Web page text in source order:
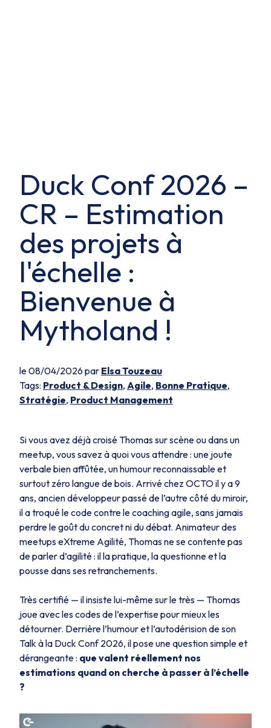
Duck Conf 2026 –
CR – Estimation
des projets à
l'échelle :
Bienvenue à
Mytholand !
le 08/04/2026 par Elsa Touzeau
Tags: Product & Design, Agile, Bonne Pratique,
Stratégie, Product Management
Si vous avez déjà croisé Thomas sur scène ou dans un
meetup, vous savez à quoi vous attendre : une joute
verbale bien affûtée, un humour reconnaissable et
surtout zéro langue de bois. Arrivé chez OCTO il y a 9
ans, ancien développeur passé de l’autre côté du miroir,
il a troqué le code contre le coaching agile, sans jamais
perdre le goût du concret ni du débat. Animateur des
meetupseXtreme Agilité, Thomas ne se contente pas
de parler d’agilité : il la pratique, la questionne et la
pousse dans ses retranchements.
Très certifié — il insiste lui-même sur letrès — Thomas
joue avec les codes de l’expertise pour mieux les
détourner. Derrière l’humour et l’autodérision de son
Talk à la Duck Conf 2026, il pose une question simple et
dérangeante : que valent réellement nos
estimations quand on cherche à passer à l’échelle
?